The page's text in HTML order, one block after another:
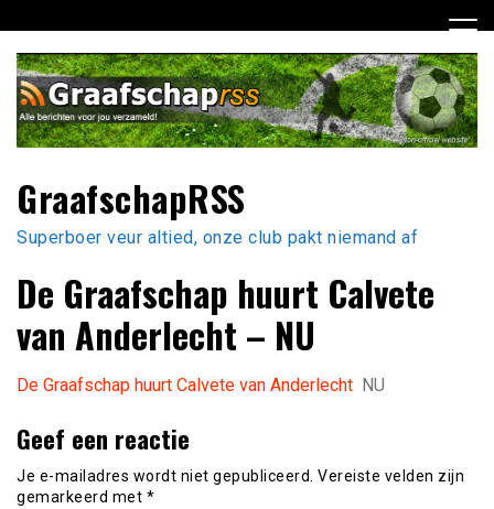
naar
inhoud
GraafschapRSS
Superboer veur altied, onze club pakt niemand af
De Graafschap huurt Calvete
van Anderlecht – NU
De Graafschap huurt Calvete van Anderlecht NU
Geef een reactie
Je e-mailadres wordt niet gepubliceerd. Vereiste velden zijn
gemarkeerd met *